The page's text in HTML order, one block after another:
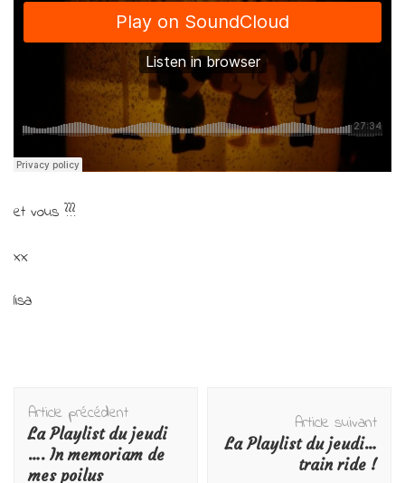
et vous ???
xx
lisa
Navigation
d'article
Article précédent
La Playlist du jeudi
…. In memoriam de
mes poilus
Article suivant
La Playlist du jeudi…
train ride !